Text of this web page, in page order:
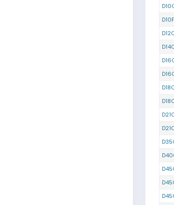
D10F